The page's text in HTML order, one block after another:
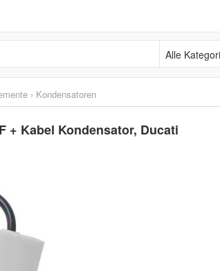
Alle Kategorien
› Kondensatoren
+ Kabel Kondensator, Ducati